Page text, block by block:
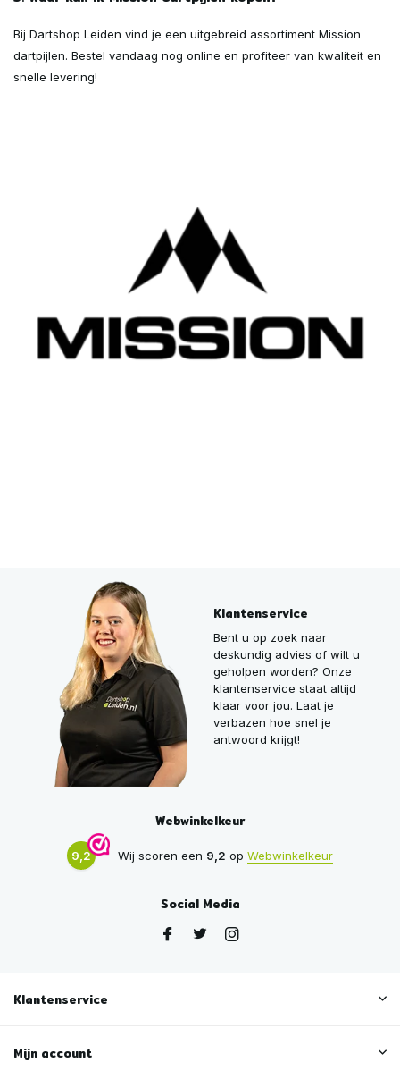
Bij Dartshop Leiden vind je een uitgebreid assortiment Mission
dartpijlen. Bestel vandaag nog online en profiteer van kwaliteit en
snelle levering!
Klantenservice
Bent u op zoek naar
deskundig advies of wilt u
geholpen worden? Onze
klantenservice staat altijd
klaar voor jou. Laat je
verbazen hoe snel je
antwoord krijgt!
Webwinkelkeur
9,2 Wij scoren een 9,2 op Webwinkelkeur
Social Media
Klantenservice
Mijn account